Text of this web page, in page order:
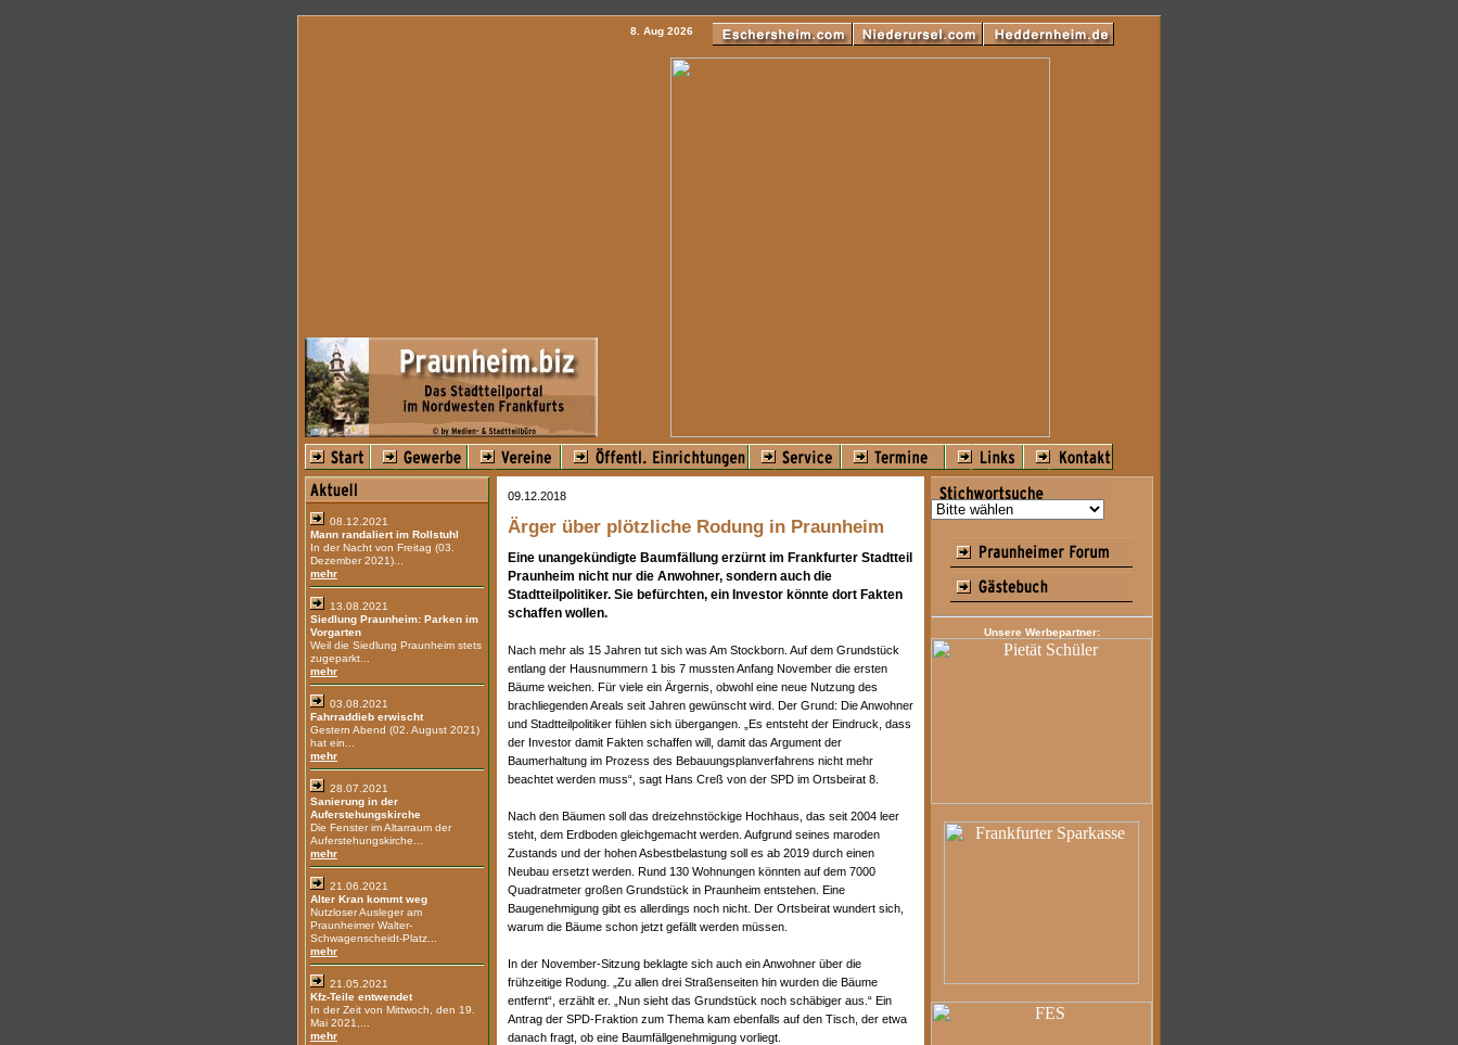
8. Aug 2026
08.12.2021
Mann randaliert im Rollstuhl
In der Nacht von Freitag (03.
Dezember 2021)...
mehr
13.08.2021
Siedlung Praunheim: Parken im
Vorgarten
Weil die Siedlung Praunheim stets
zugeparkt...
mehr
03.08.2021
Fahrraddieb erwischt
Gestern Abend (02. August 2021)
hat ein...
mehr
28.07.2021
Sanierung in der
Auferstehungskirche
Die Fenster im Altarraum der
Auferstehungskirche...
mehr
21.06.2021
Alter Kran kommt weg
Nutzloser Ausleger am
Praunheimer Walter-
Schwagenscheidt-Platz...
mehr
21.05.2021
Kfz-Teile entwendet
In der Zeit von Mittwoch, den 19.
Mai 2021,...
mehr
09.12.2018
Ärger über plötzliche Rodung in Praunheim
Eine unangekündigte Baumfällung erzürnt im Frankfurter Stadtteil
Praunheim nicht nur die Anwohner, sondern auch die
Stadtteilpolitiker. Sie befürchten, ein Investor könnte dort Fakten
schaffen wollen.
Nach mehr als 15 Jahren tut sich was Am Stockborn. Auf dem Grundstück
entlang der Hausnummern 1 bis 7 mussten Anfang November die ersten
Bäume weichen. Für viele ein Ärgernis, obwohl eine neue Nutzung des
brachliegenden Areals seit Jahren gewünscht wird. Der Grund: Die Anwohner
und Stadtteilpolitiker fühlen sich übergangen. „Es entsteht der Eindruck, dass
der Investor damit Fakten schaffen will, damit das Argument der
Baumerhaltung im Prozess des Bebauungsplanverfahrens nicht mehr
beachtet werden muss“, sagt Hans Creß von der SPD im Ortsbeirat 8.
Nach den Bäumen soll das dreizehnstöckige Hochhaus, das seit 2004 leer
steht, dem Erdboden gleichgemacht werden. Aufgrund seines maroden
Zustands und der hohen Asbestbelastung soll es ab 2019 durch einen
Neubau ersetzt werden. Rund 130 Wohnungen könnten auf dem 7000
Quadratmeter großen Grundstück in Praunheim entstehen. Eine
Baugenehmigung gibt es allerdings noch nicht. Der Ortsbeirat wundert sich,
warum die Bäume schon jetzt gefällt werden müssen.
In der November-Sitzung beklagte sich auch ein Anwohner über die
frühzeitige Rodung. „Zu allen drei Straßenseiten hin wurden die Bäume
entfernt“, erzählt er. „Nun sieht das Grundstück noch schäbiger aus.“ Ein
Antrag der SPD-Fraktion zum Thema kam ebenfalls auf den Tisch, der etwa
danach fragt, ob eine Baumfällgenehmigung vorliegt.
Unsere Werbepartner: